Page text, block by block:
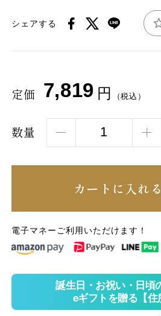
シェアする
定価 7,819 円 （税込）
数量
カートに入れる
電子マネーご利用いただけます！